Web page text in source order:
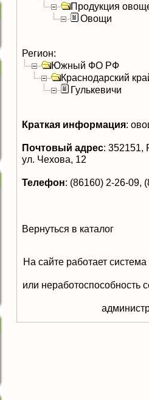
Продукция
Овощи
Регион:
Южный ФО РФ
Краснодарский
Гулькевичи
Краткая информация:
Почтовый адрес: 352151,
ул. Чехова, 12
Телефон: (86160) 2-26-09,
Вернуться в каталог
На сайте работает
или неработоспособность